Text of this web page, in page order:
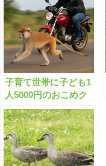
子育て世帯に子ども1
人5000円のおこめク
ーポンが実施中です！
所得制限なし